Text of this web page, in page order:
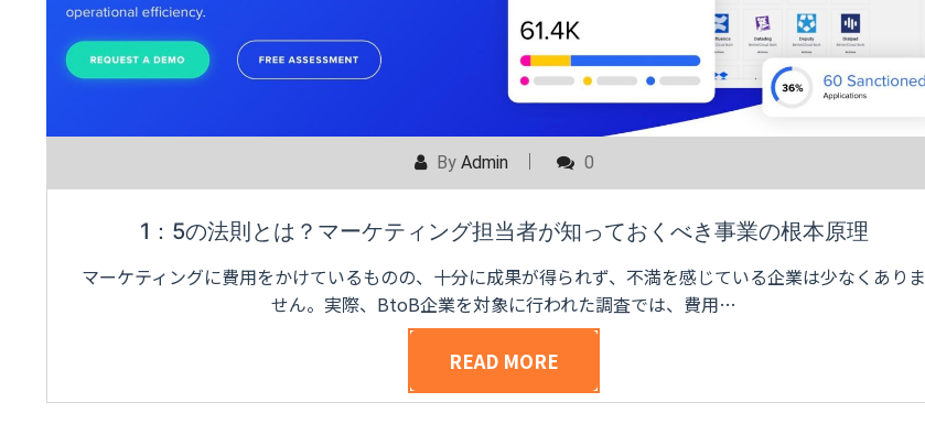
By Admin 0
1：5の法則とは？マーケティング担当者が知っておくべき事業の根本原理
マーケティングに費用をかけているものの、十分に成果が得られず、不満を感じている企業は少なくありま
せん。実際、BtoB企業を対象に行われた調査では、費用…
READ MORE